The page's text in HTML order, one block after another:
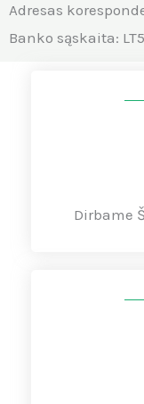
Adresas
Banko sąskaita:
Dirbame